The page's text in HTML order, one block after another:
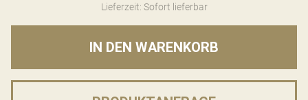
Lieferzeit: Sofort lieferbar
IN DEN WARENKORB